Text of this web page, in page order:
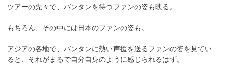
ツアーの先々で、バンタンを待つファンの姿も映る。
もちろん、その中には日本のファンの姿も。
アジアの各地で、バンタンに熱い声援を送るファンの姿を見てい
ると、それがまるで自分自身のように感じられるはず。